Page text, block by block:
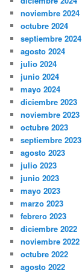
noviembre 2024
octubre 2024
septiembre 2024
agosto 2024
julio 2024
junio 2024
mayo 2024
diciembre 2023
noviembre 2023
octubre 2023
septiembre 2023
agosto 2023
julio 2023
junio 2023
mayo 2023
marzo 2023
febrero 2023
diciembre 2022
noviembre 2022
octubre 2022
agosto 2022